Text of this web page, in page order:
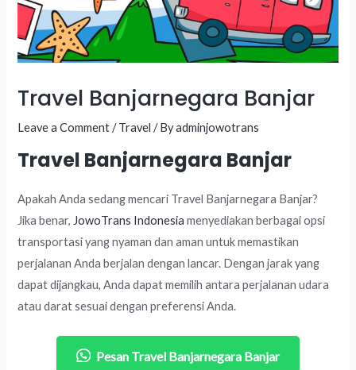
Travel Banjarnegara Banjar
Leave a Comment /Travel / Byadminjowotrans
Travel Banjarnegara Banjar
Apakah Anda sedang mencari Travel Banjarnegara Banjar?
Jika benar, JowoTrans Indonesia menyediakan berbagai opsi
transportasi yang nyaman dan aman untuk memastikan
perjalanan Anda berjalan dengan lancar. Dengan jarak yang
dapat dijangkau, Anda dapat memilih antara perjalanan udara
atau darat sesuai dengan preferensi Anda.
Pesan Travel Banjarnegara Banjar